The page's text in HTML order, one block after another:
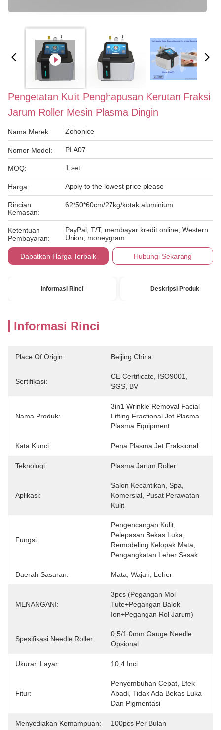
Pengetatan Kulit Penghapusan Kerutan Fraksi
Jarum Roller Mesin Plasma Dingin
Nama Merek: Zohonice
Nomor Model: PLA07
MOQ: 1 set
Harga: Apply to the lowest price please
Rincian
Kemasan:
62*50*60cm/27kg/kotak aluminium
Ketentuan
Pembayaran:
PayPal, T/T, membayar kredit online, Western
Union, moneygram
Dapatkan Harga Terbaik Hubungi Sekarang
Informasi Rinci Deskripsi Produk
Informasi Rinci
Place Of Origin: Beijing China
Sertifikasi:
CE Certificate, ISO9001,
SGS, BV
Nama Produk:
3in1 Wrinkle Removal Facial
Lifting Fractional Jet Plasma
Plasma Equipment
Kata Kunci: Pena Plasma Jet Fraksional
Teknologi: Plasma Jarum Roller
Aplikasi:
Salon Kecantikan, Spa,
Komersial, Pusat Perawatan
Kulit
Fungsi:
Pengencangan Kulit,
Pelepasan Bekas Luka,
Remodeling Kelopak Mata,
Pengangkatan Leher Sesak
Daerah Sasaran: Mata, Wajah, Leher
MENANGANI:
3pcs (pegangan Mol
Tute+pegangan Balok
Ion+pegangan Rol Jarum)
Spesifikasi Needle Roller:
0,5/1.0mm Gauge Needle
Opsional
Ukuran Layar: 10,4 Inci
Fitur:
Penyembuhan Cepat, Efek
Abadi, Tidak Ada Bekas Luka
Dan Pigmentasi
Menyediakan Kemampuan: 100pcs Per Bulan